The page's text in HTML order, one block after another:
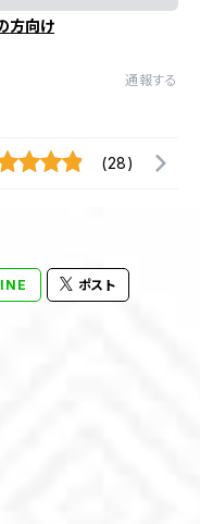
方向け
通報する
(28)
ポスト